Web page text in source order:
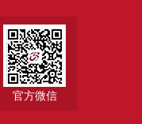
官方微信